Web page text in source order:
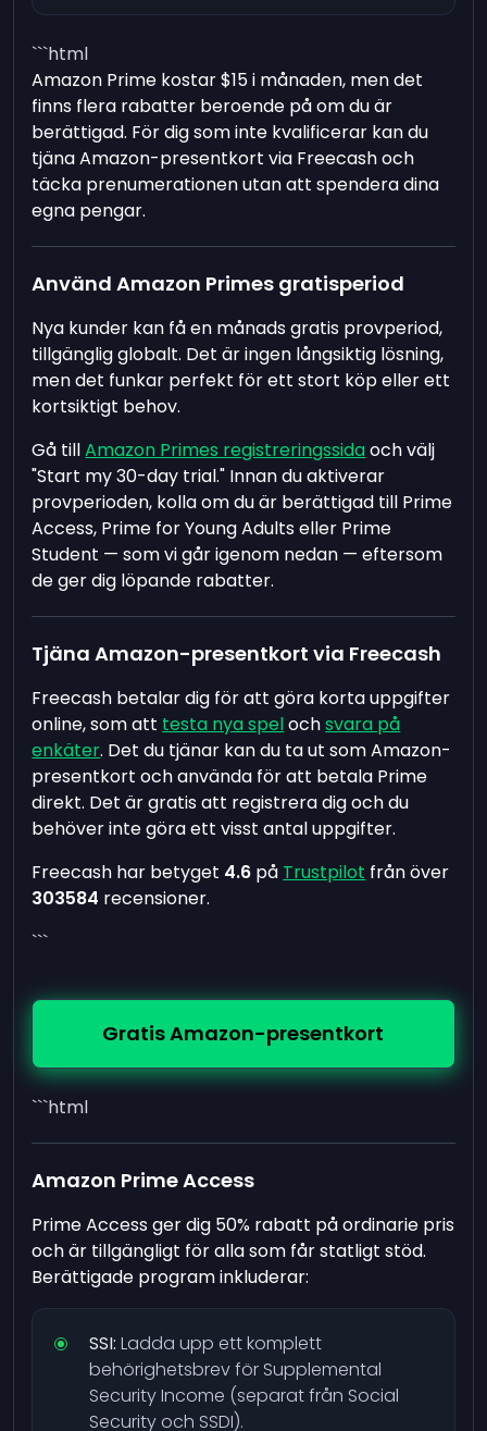
```html
Amazon Prime kostar $15 i månaden, men det
finns flera rabatter beroende på om du är
berättigad. För dig som inte kvalificerar kan du
tjäna Amazon-presentkort via Freecash och
täcka prenumerationen utan att spendera dina
egna pengar.
Använd Amazon Primes gratisperiod
Nya kunder kan få en månads gratis provperiod,
tillgänglig globalt. Det är ingen långsiktig lösning,
men det funkar perfekt för ett stort köp eller ett
kortsiktigt behov.
Gå tillAmazon Primes registreringssidaoch välj
"Start my 30-day trial." Innan du aktiverar
provperioden, kolla om du är berättigad till Prime
Access, Prime for Young Adults eller Prime
Student — som vi går igenom nedan — eftersom
de ger dig löpande rabatter.
Tjäna Amazon-presentkort via Freecash
Freecash betalar dig för att göra korta uppgifter
online, som att testa nya spelochsvara på
enkäter. Det du tjänar kan du ta ut som Amazon-
presentkort och använda för att betala Prime
direkt. Det är gratis att registrera dig och du
behöver inte göra ett visst antal uppgifter.
Freecash har betyget 4.6 på Trustpilot från över
303584 recensioner.
```
Gratis Amazon-presentkort
```html
Amazon Prime Access
Prime Access ger dig 50% rabatt på ordinarie pris
och är tillgängligt för alla som får statligt stöd.
Berättigade program inkluderar:
SSI: Ladda upp ett komplett
behörighetsbrev för Supplemental
Security Income (separat från Social
Security och SSDI).